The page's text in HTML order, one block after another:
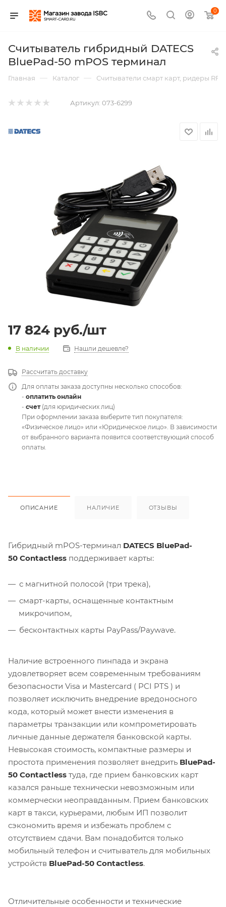
0
Считыватель гибридный DATECS
BluePad-50 mPOS терминал
Главная — Каталог — Считыватели смарт карт, ридеры
Артикул: 073-6299
17 824 руб./шт
В наличии Нашли дешевле?
Рассчитать доставку
Для оплаты заказа доступны несколько способов:
- оплатить онлайн
- счет(для юридических лиц)
При оформлении заказа выберите тип покупателя:
«Физическое лицо» или «Юридическое лицо». В зависимости
от выбранного варианта появится соответствующий способ
оплаты.
ОПИСАНИЕ НАЛИЧИЕ ОТЗЫВЫ
Гибридный mPOS-терминал DATECS BluePad-
50 Contactless поддерживает карты:
с магнитной полосой (три трека),
смарт-карты, оснащенные контактным
микрочипом,
бесконтактных карты PayPass/Paywave.
Наличие встроенного пинпада и экрана
удовлетворяет всем современным требованиям
безопасности Visa и Mastercard ( PCI PTS ) и
позволяет исключить внедрение вредоносного
кода, который может внести изменения в
параметры транзакции или компрометировать
личные данные держателя банковской карты.
Невысокая стоимость, компактные размеры и
простота применения позволяет внедрить BluePad-
50 Contactless туда, где прием банковских карт
казался раньше технически невозможным или
коммерчески неоправданным. Прием банковских
карт в такси, курьерами, любым ИП позволит
сэкономить время и избежать проблем с
отсутствием сдачи. Вам понадобится только
мобильный телефон и считыватель для мобильных
устройств BluePad-50 Contactless.
Отличительные особенности и технические